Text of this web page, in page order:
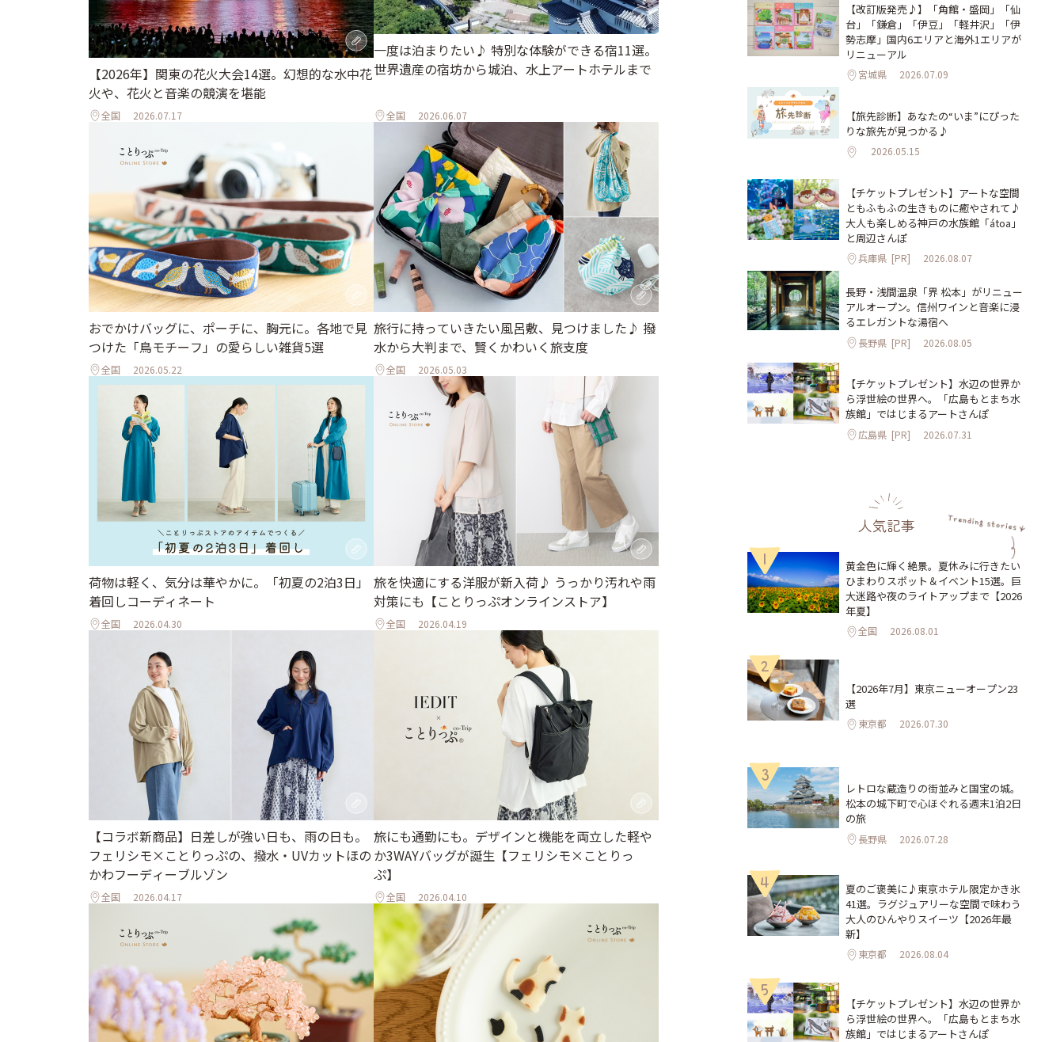
【2026年】関東の花火大会14選。幻想的な水中花
火や、花火と音楽の競演を堪能
全国 2026.07.17
一度は泊まりたい♪ 特別な体験ができる宿11選。
世界遺産の宿坊から城泊、水上アートホテルまで
全国 2026.06.07
おでかけバッグに、ポーチに、胸元に。各地で見
つけた「鳥モチーフ」の愛らしい雑貨5選
全国 2026.05.22
旅行に持っていきたい風呂敷、見つけました♪ 撥
水から大判まで、賢くかわいく旅支度
全国 2026.05.03
荷物は軽く、気分は華やかに。「初夏の2泊3日」
着回しコーディネート
全国 2026.04.30
旅を快適にする洋服が新入荷♪ うっかり汚れや雨
対策にも【ことりっぷオンラインストア】
全国 2026.04.19
【コラボ新商品】日差しが強い日も、雨の日も。
フェリシモ×ことりっぷの、撥水・UVカットほの
かわフーディーブルゾン
全国 2026.04.17
旅にも通勤にも。デザインと機能を両立した軽や
か3WAYバッグが誕生【フェリシモ×ことりっ
ぷ】
全国 2026.04.10
【改訂版発売♪】「角館・盛岡」「仙
台」「鎌倉」「伊豆」「軽井沢」「伊
勢志摩」国内6エリアと海外1エリアが
リニューアル
宮城県 2026.07.09
【旅先診断】あなたの“いま”にぴった
りな旅先が見つかる♪
2026.05.15
【チケットプレゼント】アートな空間
ともふもふの生きものに癒やされて♪
大人も楽しめる神戸の水族館「átoa」
と周辺さんぽ
兵庫県 [PR] 2026.08.07
長野・浅間温泉「界 松本」がリニュー
アルオープン。信州ワインと音楽に浸
るエレガントな湯宿へ
長野県 [PR] 2026.08.05
【チケットプレゼント】水辺の世界か
ら浮世絵の世界へ。「広島もとまち水
族館」ではじまるアートさんぽ
広島県 [PR] 2026.07.31
人気記事
1
黄金色に輝く絶景。夏休みに行きたい
ひまわりスポット＆イベント15選。巨
大迷路や夜のライトアップまで【2026
年夏】
全国 2026.08.01
2
【2026年7月】東京ニューオープン23
選
東京都 2026.07.30
3
レトロな蔵造りの街並みと国宝の城。
松本の城下町で心ほぐれる週末1泊2日
の旅
長野県 2026.07.28
4
夏のご褒美に♪東京ホテル限定かき氷
41選。ラグジュアリーな空間で味わう
大人のひんやりスイーツ【2026年最
新】
東京都 2026.08.04
5
【チケットプレゼント】水辺の世界か
ら浮世絵の世界へ。「広島もとまち水
族館」ではじまるアートさんぽ